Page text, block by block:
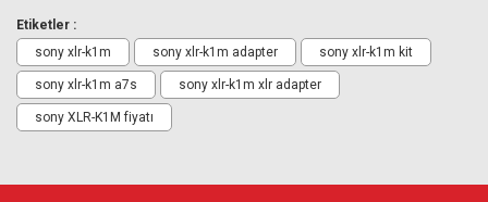
Etiketler :
sony xlr-k1m
sony xlr-k1m adapter sony xlr-k1m kit
sony xlr-k1m a7s sony xlr-k1m xlr adapter
sony XLR-K1M fiyatı